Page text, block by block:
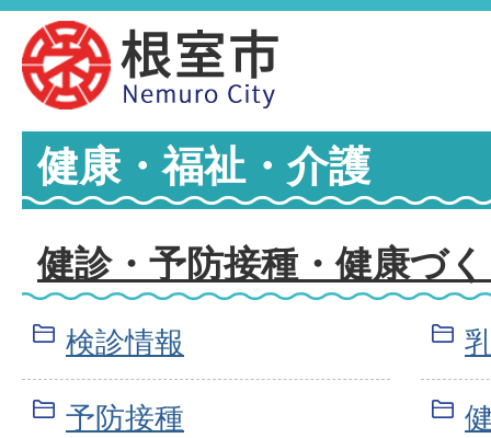
健康・福祉・介護
健診・予防接種・健康づ
検診情報
予防接種